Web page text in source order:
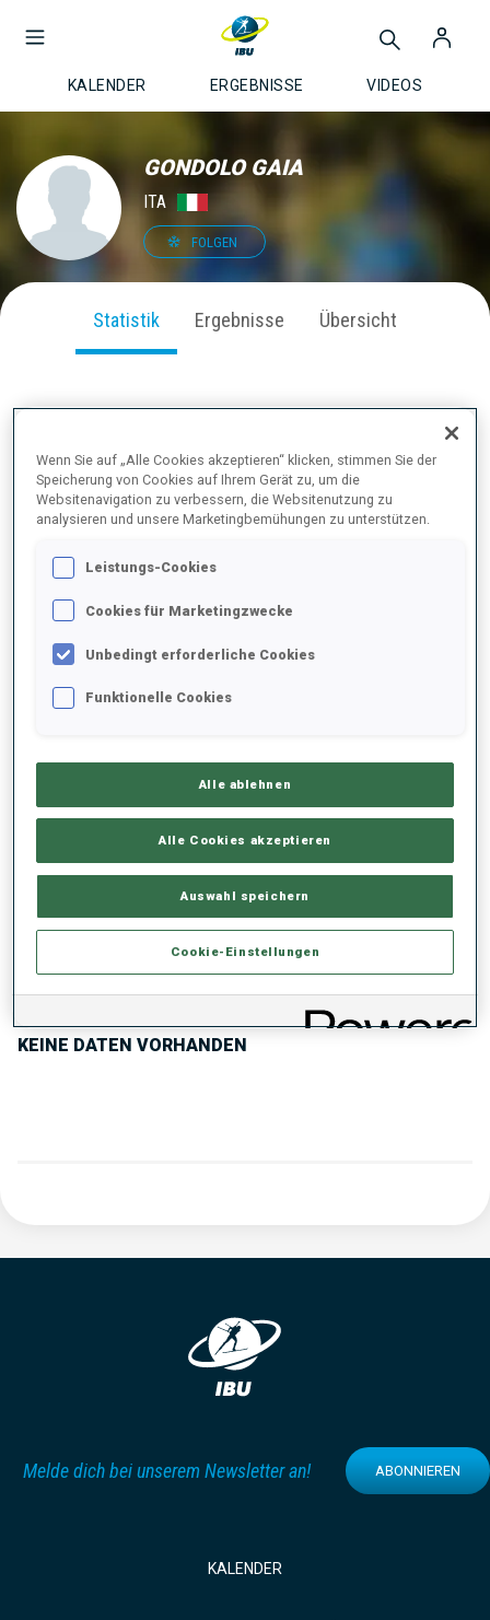
KALENDER ERGEBNISSE VIDEOS
GONDOLO GAIA
ITA
FOLGEN
Statistik Ergebnisse Übersicht
PERFORMANCE
STEHENDSCHIESSEN 74%
PERFORMANCE TREND
KEINE DATEN VORHANDEN
Melde dich bei unserem Newsletter an! ABONNIEREN
KALENDER
Wenn Sie auf „Alle Cookies akzeptieren“ klicken, stimmen Sie der
Speicherung von Cookies auf Ihrem Gerät zu, um die
Websitenavigation zu verbessern, die Websitenutzung zu
analysieren und unsere Marketingbemühungen zu unterstützen.
Leistungs-Cookies
Cookies für Marketingzwecke
Unbedingt erforderliche Cookies
Funktionelle Cookies
Alle ablehnen
Alle Cookies akzeptieren
Auswahl speichern
Cookie-Einstellungen